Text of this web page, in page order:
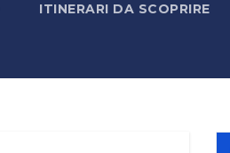
ITINERARI DA SCOPRIRE